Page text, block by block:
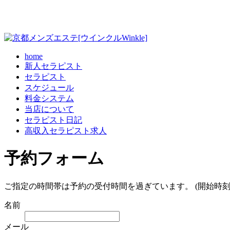
home
新人セラピスト
セラピスト
スケジュール
料金システム
当店について
セラピスト日記
高収入セラピスト求人
予約フォーム
ご指定の時間帯は予約の受付時間を過ぎています。 (開始時
名前
メール